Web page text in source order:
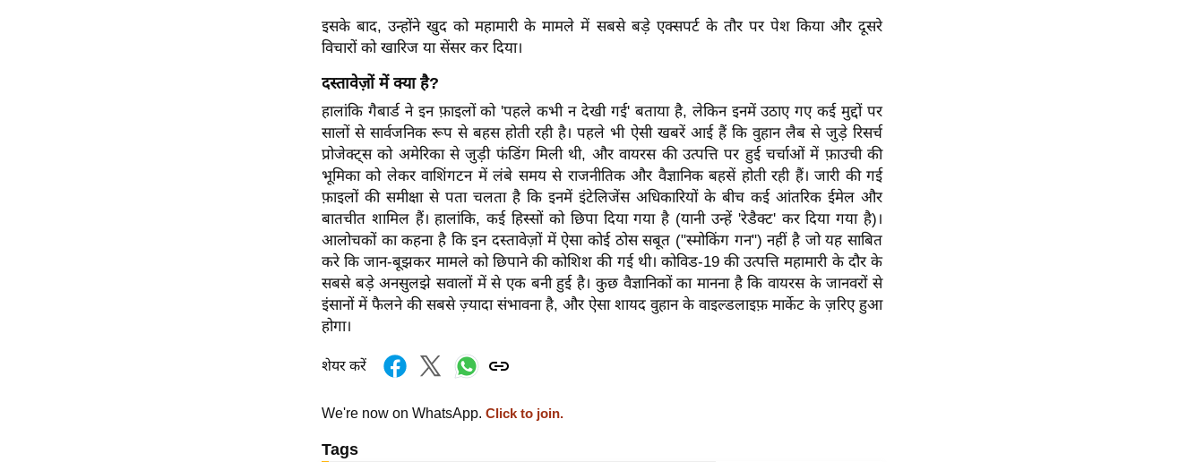
इसके बाद, उन्होंने खुद को महामारी के मामले में सबसे बड़े एक्सपर्ट के तौर पर पेश किया और दूसरे
विचारों को खारिज या सेंसर कर दिया।
दस्तावेज़ों में क्या है?
हालांकि गैबार्ड ने इन फ़ाइलों को 'पहले कभी न देखी गई' बताया है, लेकिन इनमें उठाए गए कई मुद्दों पर
सालों से सार्वजनिक रूप से बहस होती रही है। पहले भी ऐसी खबरें आई हैं कि वुहान लैब से जुड़े रिसर्च
प्रोजेक्ट्स को अमेरिका से जुड़ी फंडिंग मिली थी, और वायरस की उत्पत्ति पर हुई चर्चाओं में फ़ाउची की
भूमिका को लेकर वाशिंगटन में लंबे समय से राजनीतिक और वैज्ञानिक बहसें होती रही हैं। जारी की गई
फ़ाइलों की समीक्षा से पता चलता है कि इनमें इंटेलिजेंस अधिकारियों के बीच कई आंतरिक ईमेल और
बातचीत शामिल हैं। हालांकि, कई हिस्सों को छिपा दिया गया है (यानी उन्हें 'रेडैक्ट' कर दिया गया है)।
आलोचकों का कहना है कि इन दस्तावेज़ों में ऐसा कोई ठोस सबूत ("स्मोकिंग गन") नहीं है जो यह साबित
करे कि जान-बूझकर मामले को छिपाने की कोशिश की गई थी। कोविड-19 की उत्पत्ति महामारी के दौर के
सबसे बड़े अनसुलझे सवालों में से एक बनी हुई है। कुछ वैज्ञानिकों का मानना ​​है कि वायरस के जानवरों से
इंसानों में फैलने की सबसे ज़्यादा संभावना है, और ऐसा शायद वुहान के वाइल्डलाइफ़ मार्केट के ज़रिए हुआ
होगा।
शेयर करें
We're now on WhatsApp. Click to join.
Tags